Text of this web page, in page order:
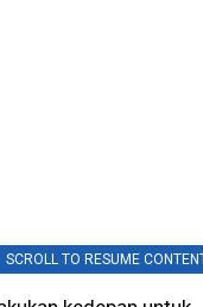
SCROLL TO RESUME